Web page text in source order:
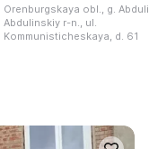
Orenburgskaya obl., g.
Abdulinskiy r-n., ul.
Kommunisticheskaya, d. 61